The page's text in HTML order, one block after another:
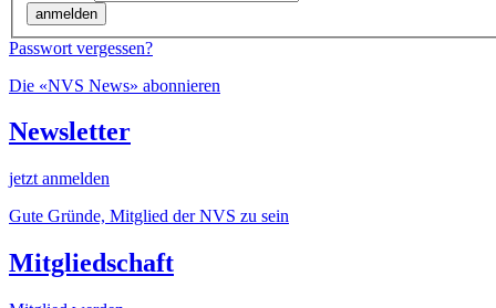
anmelden
Passwort vergessen?
Die «NVS News» abonnieren
Newsletter
jetzt anmelden
Gute Gründe, Mitglied der NVS zu sein
Mitgliedschaft